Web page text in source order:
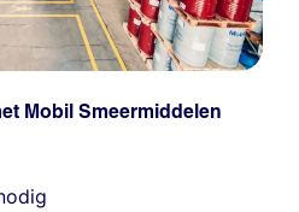
Mobil Smeermiddelen